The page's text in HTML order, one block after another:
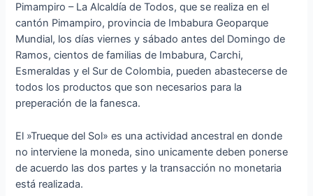
Pimampiro – La Alcaldía de Todos, que se realiza en el
cantón Pimampiro, provincia de Imbabura Geoparque
Mundial, los días viernes y sábado antes del Domingo de
Ramos, cientos de familias de Imbabura, Carchi,
Esmeraldas y el Sur de Colombia, pueden abastecerse de
todos los productos que son necesarios para la
preperación de la fanesca.
El »Trueque del Sol» es una actividad ancestral en donde
no interviene la moneda, sino unicamente deben ponerse
de acuerdo las dos partes y la transacción no monetaria
está realizada.